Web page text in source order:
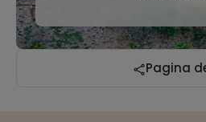
Pagina